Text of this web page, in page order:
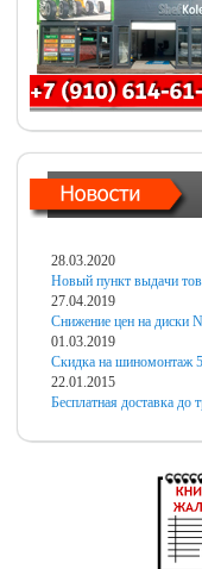
28.03.2020
Новый пункт выдачи
27.04.2019
Снижение цен на диски
01.03.2019
Скидка на шиномонтаж
22.01.2015
Бесплатная доставка до